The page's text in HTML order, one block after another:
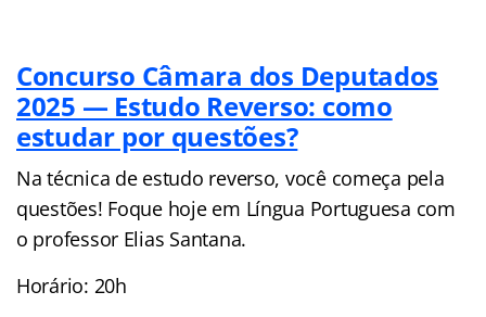
Concurso Câmara dos Deputados
2025 — Estudo Reverso: como
estudar por questões?
Na técnica de estudo reverso, você começa pela
questões! Foque hoje em Língua Portuguesa com
o professor Elias Santana.
Horário: 20h